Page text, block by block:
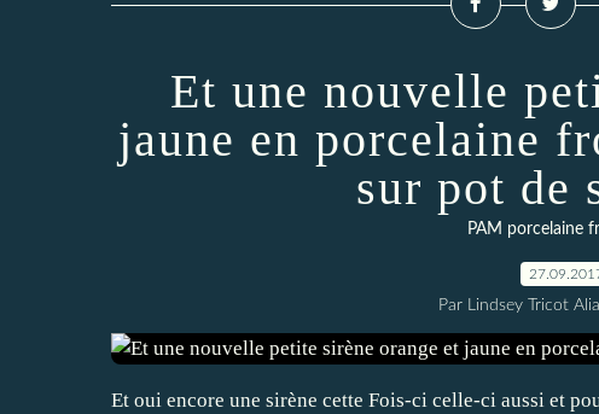
Et une nouvelle
jaune en porcelaine
sur pot de
PAM porcelaine
Par Lindsey Tricot
Et oui encore une sirène cette Fois-ci celle-ci aussi et